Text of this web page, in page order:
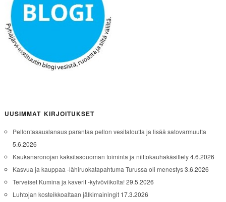
UUSIMMAT KIRJOITUKSET
Pellontasauslanaus parantaa pellon vesitaloutta ja lisää satovarmuutta
5.6.2026
Kaukanaronojan kaksitasouoman toiminta ja niittokauhakäsittely4.6.2026
Kasvua ja kauppaa -lähiruokatapahtuma Turussa oli menestys3.6.2026
Terveiset Kumina ja kaverit -kylvöviikolta!29.5.2026
Luhtojan kosteikkoaltaan jälkimainingit 17.3.2026